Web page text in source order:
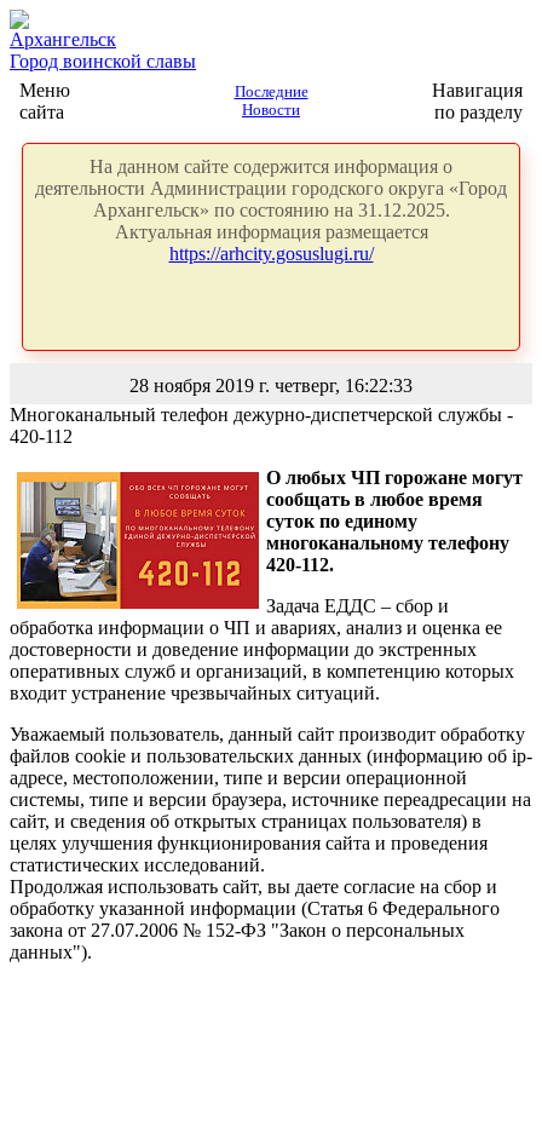
Архангельск
Город воинской славы
Меню
сайта
Последние
Новости
Навигация
по разделу
На данном сайте содержится информация о
деятельности Администрации городского округа «Город
Архангельск» по состоянию на 31.12.2025.
Актуальная информация размещается
https://arhcity.gosuslugi.ru/
28 ноября 2019 г. четверг, 16:22:33
Многоканальный телефон дежурно-диспетчерской службы -
420-112
О любых ЧП горожане могут
сообщать в любое время
суток по единому
многоканальному телефону
420-112.
Задача ЕДДС – сбор и
обработка информации о ЧП и авариях, анализ и оценка ее
достоверности и доведение информации до экстренных
оперативных служб и организаций, в компетенцию которых
входит устранение чрезвычайных ситуаций.
Уважаемый пользователь, данный сайт производит обработку
файлов cookie и пользовательских данных (информацию об ip-
адресе, местоположении, типе и версии операционной
системы, типе и версии браузера, источнике переадресации на
сайт, и сведения об открытых страницах пользователя) в
целях улучшения функционирования сайта и проведения
статистических исследований.
Продолжая использовать сайт, вы даете согласие на сбор и
обработку указанной информации (Статья 6 Федерального
закона от 27.07.2006 № 152-ФЗ "Закон о персональных
данных").